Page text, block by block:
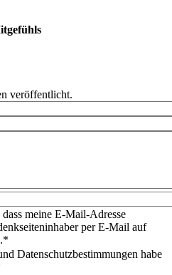
veröffentlicht.
meine E-Mail-Adresse
per E-Mail auf
Datenschutzbestimmungen habe